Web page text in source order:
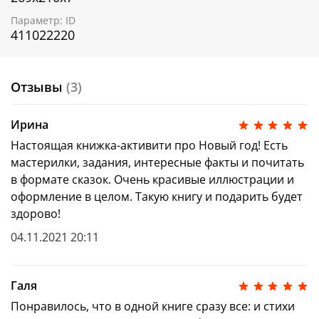
узнает больше про Деда Мороза и его
заморских родственников
научится писать и отправлять письмо Деду
украсит дом симпатичными поделками, а елку
нарисует открытки для друзей и родственников
пройдет лабиринт, поиграет в «найди и
покажи» и даже новогоднюю настольную игру,
закрепляющую навыки счета
сделает себе карнавальный костюм
загадает праздничное желание
найдет в адвент-календаре интересный
челлендж на каждый день декабря
разгадает дюжину зимних народных загадок
и выучит классические стихотворения к
Ф.И. Тютчева, А.А. Фета, Н.А. Некрасова, С.А.
Есенина).
Параметр: ID
411022220
Отзывы (3)
Ирина
Настоящая книжка-активити про Новый год! Есть
мастерилки, задания, интересные факты и почитать
в формате сказок. Очень красивые иллюстрации и
оформление в целом. Такую книгу и подарить будет
здорово!
04.11.2021 20:11
Галя
Понравилось, что в одной книге сразу все: и стихи